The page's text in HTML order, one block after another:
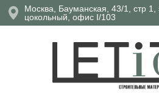
Москва, Бауманская, 43/1, стр 1,
цокольный, офис I/103